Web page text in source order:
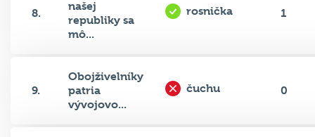
8.
našej
republiky sa
mô...
rosnička 1
9.
Obojživelníky
patria
vývojovo...
čuchu 0